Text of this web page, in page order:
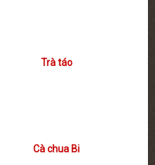
Trà táo
Cà chua Bi